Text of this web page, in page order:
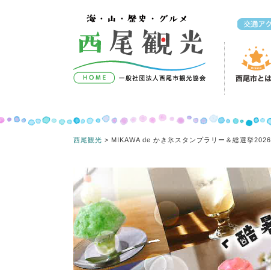
コンテンツへスキップ
西尾観光 > MIKAWA de かき氷スタンプラリー＆総選挙2026